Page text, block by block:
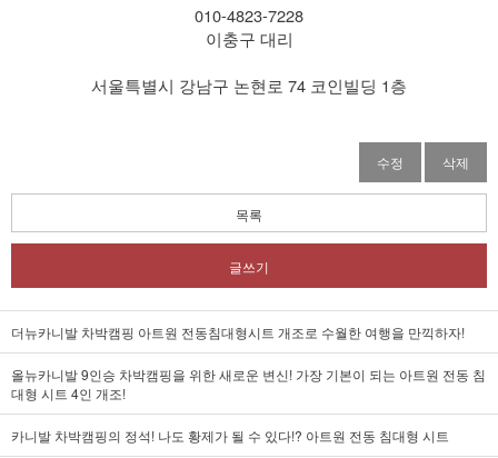
​ 010-4823-7228
이충구 대리
서울특별시 강남구 논현로 74 코인빌딩 1층
수정 삭제
목록
글쓰기
더뉴카니발 차박캠핑 아트원 전동침대형시트 개조로 수월한 여행을 만끽하자!
올뉴카니발 9인승 차박캠핑을 위한 새로운 변신! 가장 기본이 되는 아트원 전동 침
대형 시트 4인 개조!
카니발 차박캠핑의 정석! 나도 황제가 될 수 있다!? 아트원 전동 침대형 시트